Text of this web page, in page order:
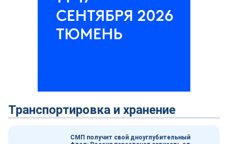
Транспортировка и хранение
СМП получит свой дноуглубительный